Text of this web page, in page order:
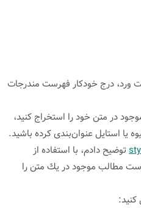
ورد، درج خودكار فهرست مندرجات
در متن خود را استخراج كنید،
یا استایل عنوان‌بندی كرده باشید.
توضیح دادم، با استفاده از
مطالب موجود در یك متن را